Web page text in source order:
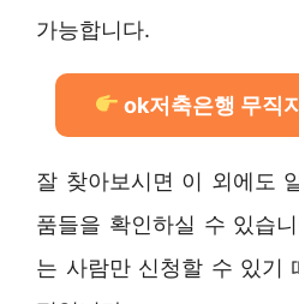
가능합니다.
ok저축은행 무직
잘 찾아보시면 이 외에도
품들을 확인하실 수 있습
는 사람만 신청할 수 있기